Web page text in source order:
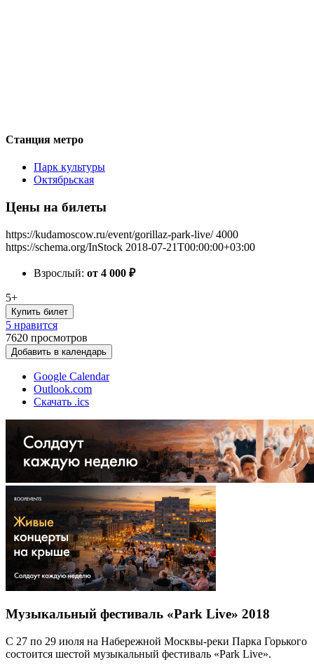
Станция метро
Парк культуры
Октябрьская
Цены на билеты
https://kudamoscow.ru/event/gorillaz-park-live/ 4000
https://schema.org/InStock 2018-07-21T00:00:00+03:00
Взрослый: от 4 000 ₽
5+
Купить билет
5 нравится
7620 просмотров
Добавить в календарь
Google Calendar
Outlook.com
Скачать .ics
Музыкальный фестиваль «Park Live» 2018
С 27 по 29 июля на Набережной Москвы-реки Парка Горького
состоится шестой музыкальный фестиваль «Park Live».